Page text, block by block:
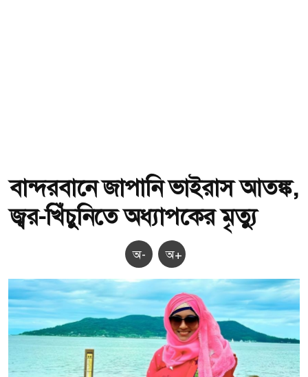
বান্দরবানে জাপানি ভাইরাস আতঙ্ক,
জ্বর-খিঁচুনিতে অধ্যাপকের মৃত্যু
অ- অ+